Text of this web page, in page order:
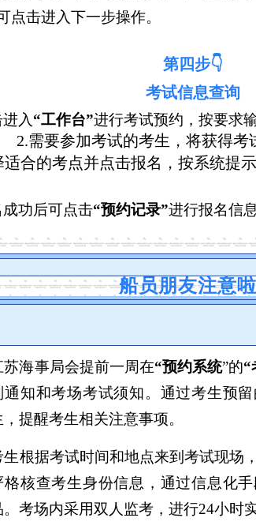
点击进入下一步操作。
第四步👇
考试信息查询
入 “工作台”进行考试预约，按要求
2.需要参加考试的考生，将获得考
适合的考点并点击报名，按系统提
成功后可点击“预约记录”进行报名信
船员朋友注意
苏海事局会提前一周在“预约系统”的“
通知和考场考试须知。通过考生预
，提醒考生相关注意事项。
生根据考试时间和地点来到考试现场
格核查考生身份信息，通过信息化
。考场内采用双人监考，进行24小时